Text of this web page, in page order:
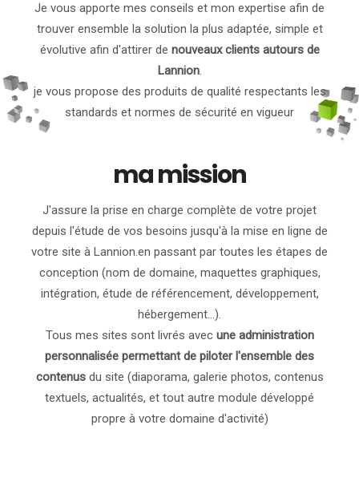
Je vous apporte mes conseils et mon expertise afin de
trouver ensemble la solution la plus adaptée, simple et
évolutive afin d'attirer de nouveaux clients autours de
Lannion.
je vous propose des produits de qualité respectants les
standards et normes de sécurité en vigueur
ma mission
J'assure la prise en charge complète de votre projet
depuis l'étude de vos besoins jusqu'à la mise en ligne de
votre site à Lannion.en passant par toutes les étapes de
conception (nom de domaine, maquettes graphiques,
intégration, étude de référencement, développement,
hébergement...).
Tous mes sites sont livrés avec une administration
personnalisée permettant de piloter l'ensemble des
contenusdu site (diaporama, galerie photos, contenus
textuels, actualités, et tout autre module développé
propre à votre domaine d'activité)